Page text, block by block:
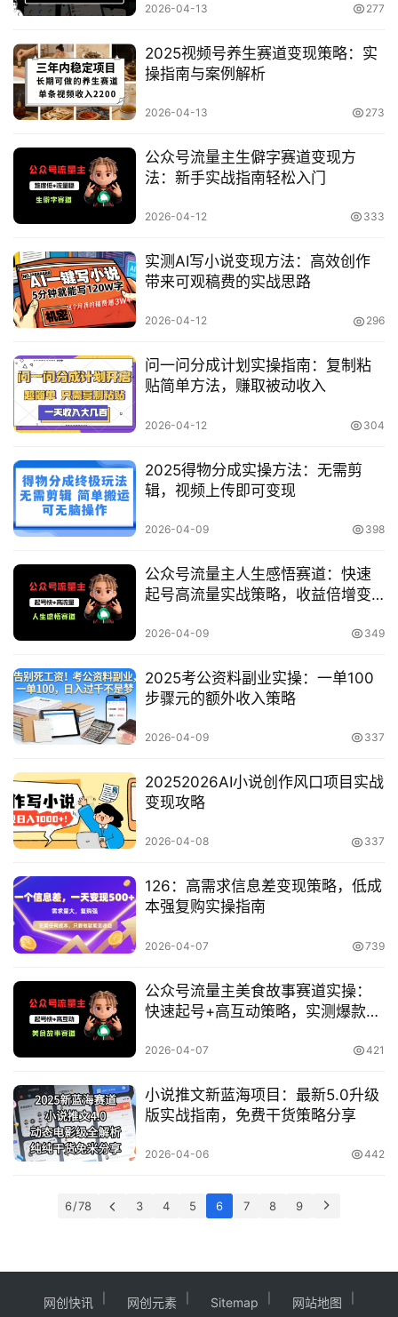
首
页
创
讯
赚
钱
项
目
中
网
冒
网
缘
创
业
网
2026-04-13 277
2025视频号养生赛道变现策略：实
操指南与案例解析
2026-04-13 273
公众号流量主生僻字赛道变现方
法：新手实战指南轻松入门
2026-04-12 333
实测AI写小说变现方法：高效创作
带来可观稿费的实战思路
2026-04-12 296
问一问分成计划实操指南：复制粘
贴简单方法，赚取被动收入
2026-04-12 304
2025得物分成实操方法：无需剪
辑，视频上传即可变现
2026-04-09 398
公众号流量主人生感悟赛道：快速
起号高流量实战策略，收益倍增变
2026-04-09 349
2025考公资料副业实操：一单100
步骤元的额外收入策略
2026-04-09 337
20252026AI小说创作风口项目实战
变现攻略
2026-04-08 337
126：高需求信息差变现策略，低成
本强复购实操指南
2026-04-07 739
公众号流量主美食故事赛道实操：
快速起号+高互动策略，实测爆款文
2026-04-07 421
小说推文新蓝海项目：最新5.0升级
版实战指南，免费干货策略分享
2026-04-06 442
6 / 78 3 4 5 6 7 8 9
网创快讯 网创元素 Sitemap 网站地图